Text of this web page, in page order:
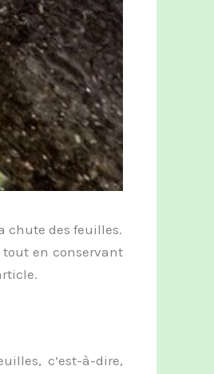
chute des feuilles.
en conservant
c’est-à-dire,